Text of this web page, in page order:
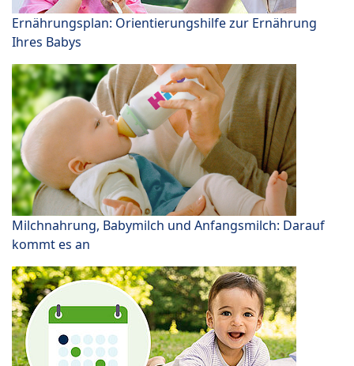
Ernährungsplan: Orientierungshilfe zur Ernährung
Ihres Babys
Milchnahrung, Babymilch und Anfangsmilch: Darauf
kommt es an